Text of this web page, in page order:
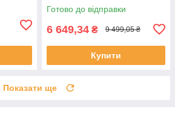
Готово до відправки
6 649,34 ₴ 9 499,05 ₴
Купити
Показати ще